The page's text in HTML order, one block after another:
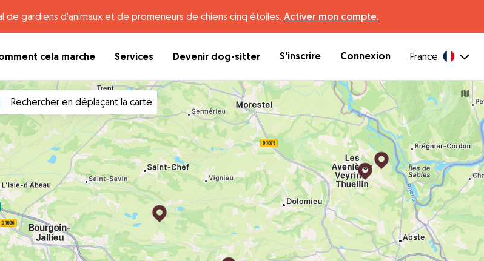
de gardiens d'animaux et de promeneurs de chiens cinq étoiles. Activer mon compte.
cela marche Services Devenir dog-sitter S'inscrire Connexion France
Rechercher en déplaçant la carte